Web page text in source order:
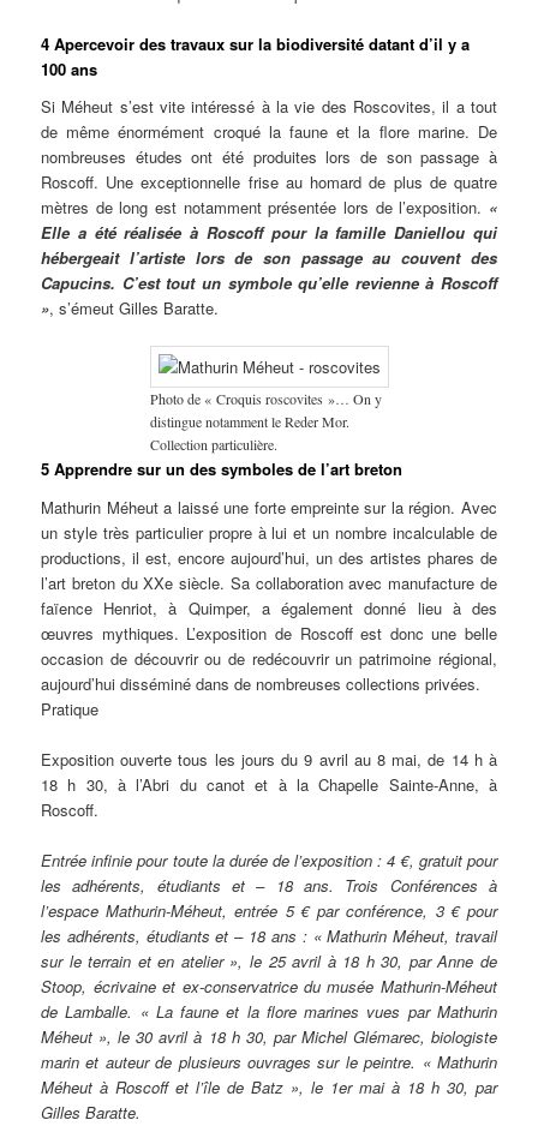
4 Apercevoir des travaux sur la biodiversité datant d’il y a
100 ans
Si Méheut s’est vite intéressé à la vie des Roscovites, il a tout
de même énormément croqué la faune et la flore marine. De
nombreuses études ont été produites lors de son passage à
Roscoff. Une exceptionnelle frise au homard de plus de quatre
mètres de long est notamment présentée lors de l’exposition. «
Elle a été réalisée à Roscoff pour la famille Daniellou qui
hébergeait l’artiste lors de son passage au couvent des
Capucins. C’est tout un symbole qu’elle revienne à Roscoff
», s’émeut Gilles Baratte.
Photo de « Croquis roscovites »… On y
distingue notamment le Reder Mor.
Collection particulière.
5 Apprendre sur un des symboles de l’art breton
Mathurin Méheut a laissé une forte empreinte sur la région. Avec
un style très particulier propre à lui et un nombre incalculable de
productions, il est, encore aujourd’hui, un des artistes phares de
l’art breton du XXe siècle. Sa collaboration avec manufacture de
faïence Henriot, à Quimper, a également donné lieu à des
œuvres mythiques. L’exposition de Roscoff est donc une belle
occasion de découvrir ou de redécouvrir un patrimoine régional,
aujourd’hui disséminé dans de nombreuses collections privées.
Pratique
Exposition ouverte tous les jours du 9 avril au 8 mai, de 14 h à
18 h 30, à l’Abri du canot et à la Chapelle Sainte-Anne, à
Roscoff.
Entrée infinie pour toute la durée de l’exposition : 4 €, gratuit pour
les adhérents, étudiants et – 18 ans. Trois Conférences à
l’espace Mathurin-Méheut, entrée 5 € par conférence, 3 € pour
les adhérents, étudiants et – 18 ans : « Mathurin Méheut, travail
sur le terrain et en atelier », le 25 avril à 18 h 30, par Anne de
Stoop, écrivaine et ex-conservatrice du musée Mathurin-Méheut
de Lamballe. « La faune et la flore marines vues par Mathurin
Méheut », le 30 avril à 18 h 30, par Michel Glémarec, biologiste
marin et auteur de plusieurs ouvrages sur le peintre. « Mathurin
Méheut à Roscoff et l’île de Batz », le 1er mai à 18 h 30, par
Gilles Baratte.